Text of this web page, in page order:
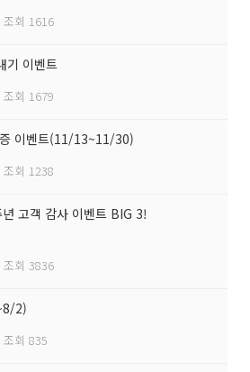
조회 1616
기 이벤트
조회 1679
이벤트(11/13~11/30)
조회 1238
고객 감사 이벤트 BIG 3!
조회 3836
2)
조회 835